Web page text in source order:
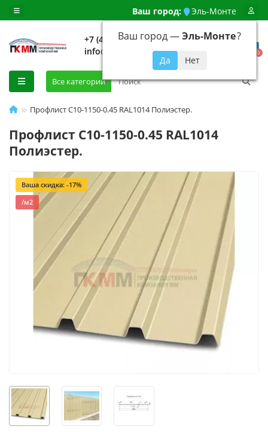
Ваш город: Эль-Монте
Ваш город —Эль-Монте?
+7 (499) 648-92-94
info@evroshtaketnikmoskva.ru
0
Все категории
Профлист С10-1150-0.45 RAL1014 Полиэстер.
Профлист С10-1150-0.45 RAL1014
Полиэстер.
Ваша скидка: -17%
/м2